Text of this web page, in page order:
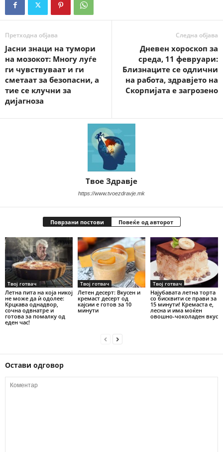
Претходна објава
Јасни знаци на тумори
на мозокот: Многу луѓе
ги чувствуваат и ги
сметаат за безопасни, а
тие се клучни за
дијагноза
Следна објава
Дневен хороскоп за
среда, 11 февруари:
Близнаците се одлични
на работа, здравјето на
Скорпијата е загрозено
Твое Здравје
https://www.tvoezdravje.mk
Поврзани постови Повеќе од авторот
Твој готвач
Летна пита на која никој
не може да ѝ одолее:
Крцкава однадвор,
сочна одвнатре и
готова за помалку од
еден час!
Твој готвач
Летен десерт: Вкусен и
кремаст десерт од
кајсии е готов за 10
минути
Твој готвач
Најубавата летна торта
со бисквити се прави за
15 минути! Кремаста е,
лесна и има моќен
овошно-чоколаден вкус
Остави одговор